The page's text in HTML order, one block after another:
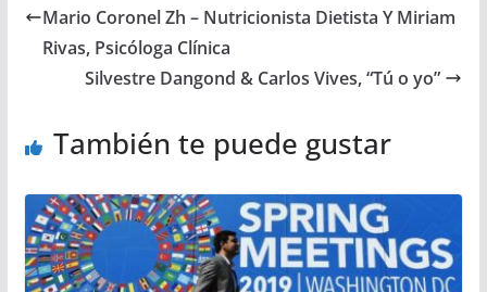
Mario Coronel Zh – Nutricionista Dietista Y Miriam
Rivas, Psicóloga Clínica
Silvestre Dangond & Carlos Vives, “Tú o yo”
También te puede gustar